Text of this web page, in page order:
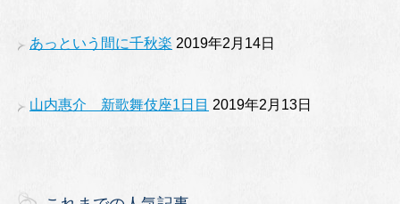
あっという間に千秋楽 2019年2月14日
山内惠介 新歌舞伎座1日目 2019年2月13日